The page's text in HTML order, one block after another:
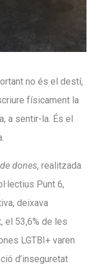
no és el destí,
físicament la
a sentir-la. És el
dones, realitzada
Punt 6,
deixava
el 53,6% de les
LGTBI+ varen
d’inseguretat